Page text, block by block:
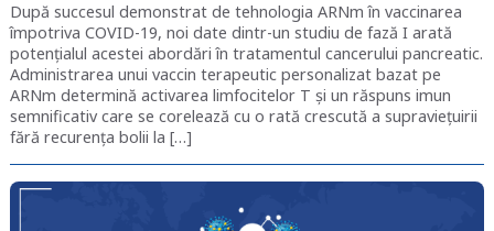
După succesul demonstrat de tehnologia ARNm în vaccinarea
împotriva COVID-19, noi date dintr-un studiu de fază I arată
potențialul acestei abordări în tratamentul cancerului pancreatic.
Administrarea unui vaccin terapeutic personalizat bazat pe
ARNm determină activarea limfocitelor T și un răspuns imun
semnificativ care se corelează cu o rată crescută a supraviețuirii
fără recurența bolii la […]